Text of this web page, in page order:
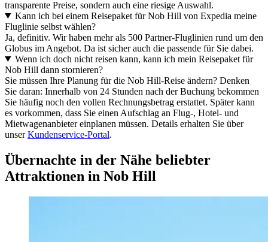
transparente Preise, sondern auch eine riesige Auswahl.
Kann ich bei einem Reisepaket für Nob Hill von Expedia meine
Fluglinie selbst wählen?
Ja, definitiv. Wir haben mehr als 500 Partner-Fluglinien rund um den
Globus im Angebot. Da ist sicher auch die passende für Sie dabei.
Wenn ich doch nicht reisen kann, kann ich mein Reisepaket für
Nob Hill dann stornieren?
Sie müssen Ihre Planung für die Nob Hill-Reise ändern? Denken
Sie daran: Innerhalb von 24 Stunden nach der Buchung bekommen
Sie häufig noch den vollen Rechnungsbetrag erstattet. Später kann
es vorkommen, dass Sie einen Aufschlag an Flug-, Hotel- und
Mietwagenanbieter einplanen müssen. Details erhalten Sie über
unserKundenservice-Portal.
Übernachte in der Nähe beliebter
Attraktionen in Nob Hill